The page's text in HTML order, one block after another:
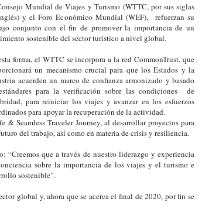
Mundial de Viajes y Turismo (WTTC, por sus siglas
y el Foro Económico Mundial (WEF), refuerzan su
conjunto con el fin de promover la importancia de un
sostenible del sector turístico a nivel global.
forma, el WTTC se incorpora a la red CommonTrust, que
un mecanismo crucial para que los Estados y la
acuerden un marco de confianza armonizado y basado
para la verificación sobre las condiciones de
para reiniciar los viajes y avanzar en los esfuerzos
para apoyar la recuperación de la actividad.
& Seamless Traveler Journey, al desarrollar proyectos para
del trabajo, así como en materia de crisis y resiliencia.
que a través de nuestro liderazgo y experiencia
sobre la importancia de los viajes y el turismo e
sostenible”.
global y, ahora que se acerca el final de 2020, por fin se